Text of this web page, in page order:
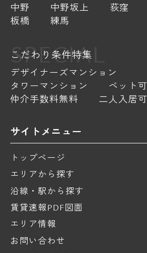
中野
中野坂上 荻窪
板橋
練馬
SPECIAL
こだわり条件特集
デザイナーズマンション
タワーマンション
ペット可
仲介手数料無料
二人入居可
サイトメニュー
トップページ
エリアから探す
沿線・駅から探す
賃貸速報PDF図面
エリア情報
お問い合わせ